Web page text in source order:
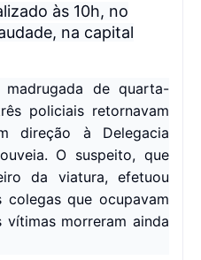
às 10h, no
na capital
de quarta-
policiais retornavam
direção à Delegacia
O suspeito, que
da viatura, efetuou
que ocupavam
morreram ainda